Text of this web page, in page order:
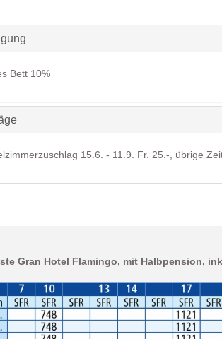
Bett 10%
15.6. - 11.9. Fr. 25.-, übrige
Gran Hotel Flamingo, mit Halbpension,